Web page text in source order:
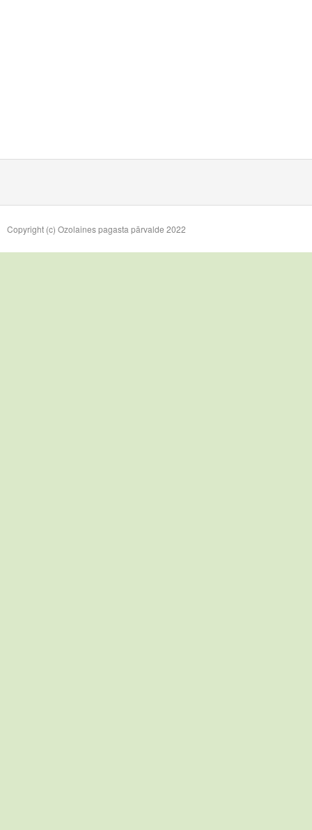
Copyright (c) Ozolaines pagasta pārvalde 2022